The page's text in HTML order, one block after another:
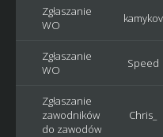
Zgłaszanie
WO
kamykov
Zgłaszanie
WO
Speed
Zgłaszanie
zawodników
do zawodów
Chris_